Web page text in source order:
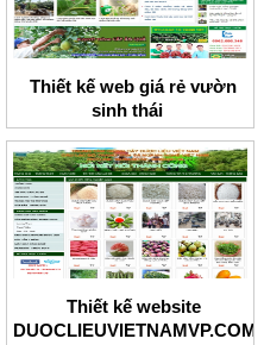
Thiết kế web giá rẻ vườn
sinh thái
Thiết kế website
DUOCLIEUVIETNAMVP.COM